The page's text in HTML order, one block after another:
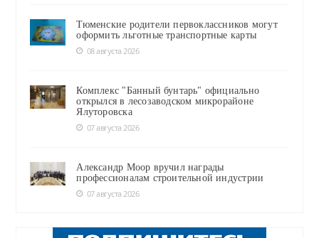
Тюменские родители первоклассников могут
оформить льготные транспортные карты
08 августа 2026
Комплекс "Банный бунтарь" официально
открылся в лесозаводском микрорайоне
Ялуторовска
07 августа 2026
Александр Моор вручил награды
профессионалам строительной индустрии
07 августа 2026